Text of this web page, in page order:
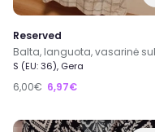
Reserved
S (EU: 36), Gera
6,00€ 6,97€